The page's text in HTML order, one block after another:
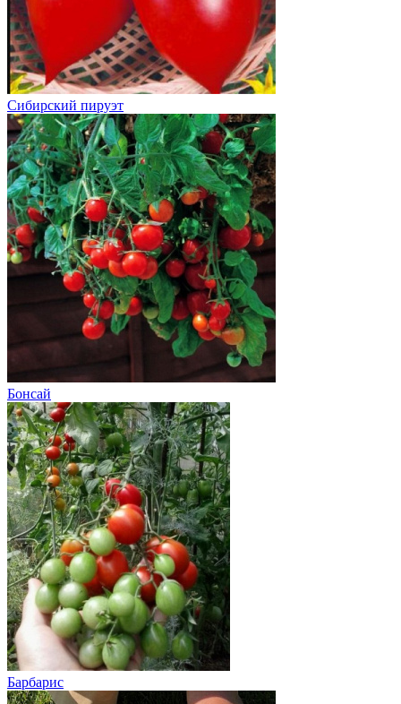
Сибирский пируэт
Бонсай
Барбарис